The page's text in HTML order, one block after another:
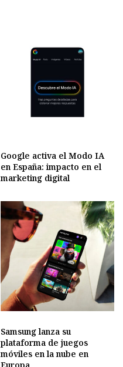
Google activa el Modo IA
en España: impacto en el
marketing digital
Samsung lanza su
plataforma de juegos
móviles en la nube en
Europa